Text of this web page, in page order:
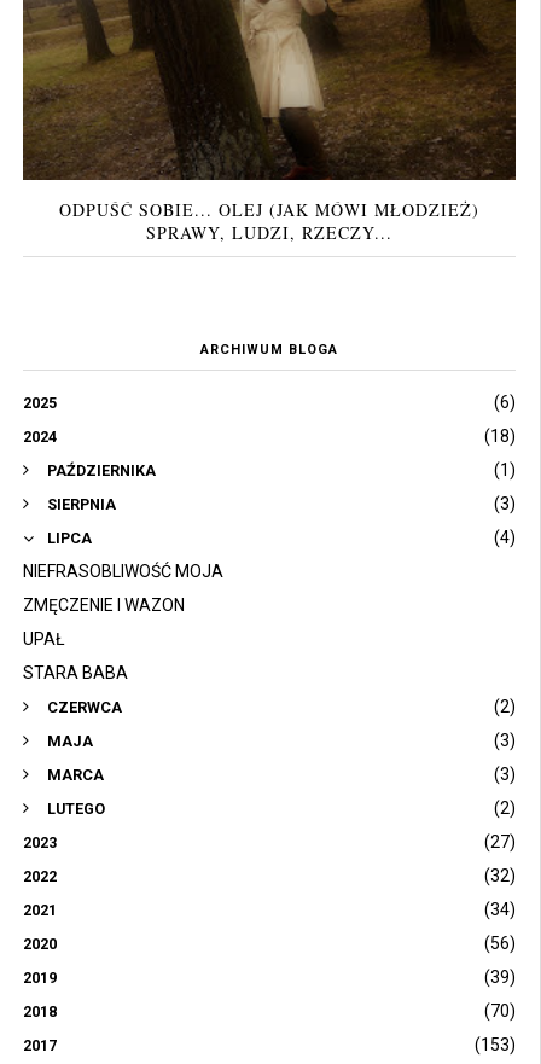
ODPUŚĆ SOBIE... OLEJ (JAK MÓWI MŁODZIEŻ)
SPRAWY, LUDZI, RZECZY...
ARCHIWUM BLOGA
2025 (6)
2024 (18)
PAŹDZIERNIKA (1)
SIERPNIA (3)
LIPCA
(4)
NIEFRASOBLIWOŚĆ MOJA
ZMĘCZENIE I WAZON
UPAŁ
STARA BABA
CZERWCA (2)
MAJA (3)
MARCA (3)
LUTEGO (2)
2023 (27)
2022 (32)
2021 (34)
2020 (56)
2019 (39)
2018 (70)
2017 (153)